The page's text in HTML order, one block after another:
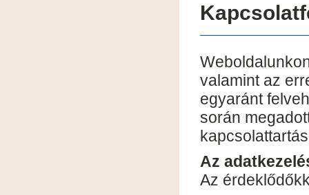
valamint az
egyaránt
során
Az
Az